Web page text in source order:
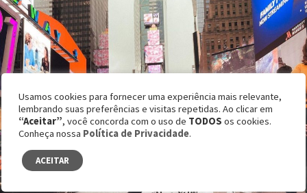
Usamos cookies para fornecer uma experiência mais relevante,
lembrando suas preferências e visitas repetidas. Ao clicar em
“Aceitar”, você concorda com o uso de TODOS os cookies.
Conheça nossa Política de Privacidade.
ACEITAR